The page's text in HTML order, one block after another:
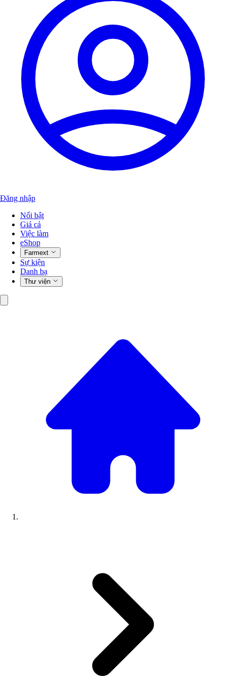
Đăng nhập
Nổi bật
Giá cả
Việc làm
eShop
Farmext
Sự kiện
Danh bạ
Thư viện